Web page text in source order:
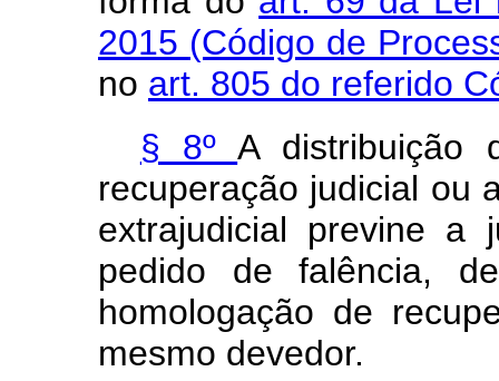
2015 (Código de
no art. 805 do referido
§ 8ºA distribuição
recuperação judicial ou
extrajudicial previne a
pedido de falência,
homologação de
mesmo devedor.